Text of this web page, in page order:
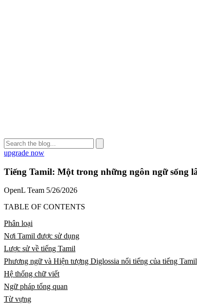
upgrade now
Tiếng Tamil: Một trong những ngôn ngữ sống
OpenL Team 5/26/2026
TABLE OF CONTENTS
Phân loại
Nơi Tamil được sử dụng
Lược sử về tiếng Tamil
Phương ngữ và Hiện tượng Diglossia nổi tiếng của tiếng Tamil
Hệ thống chữ viết
Ngữ pháp tổng quan
Từ vựng